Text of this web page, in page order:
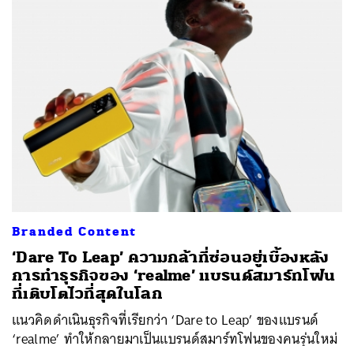
Branded Content
‘Dare To Leap’ ความกล้าที่ซ่อนอยู่เบื้องหลัง
การทำธุรกิจของ ‘realme’ แบรนด์สมาร์ทโฟน
ที่เติบโตไวที่สุดในโลก
แนวคิดดำเนินธุรกิจที่เรียกว่า ‘Dare to Leap’ ของแบรนด์
‘realme’ ทำให้กลายมาเป็นแบรนด์สมาร์ทโฟนของคนรุ่นใหม่